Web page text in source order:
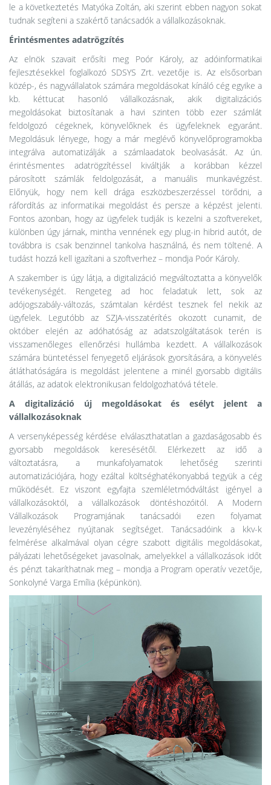
le a következtetés Matyóka Zoltán, aki szerint ebben nagyon sokat
tudnak segíteni a szakértő tanácsadók a vállalkozásoknak.
Érintésmentes adatrögzítés
Az elnök szavait erősíti meg Poór Károly, az adóinformatikai
fejlesztésekkel foglalkozó SDSYS Zrt. vezetője is. Az elsősorban
közép-, és nagyvállalatok számára megoldásokat kínáló cég egyike a
kb. kéttucat hasonló vállalkozásnak, akik digitalizációs
megoldásokat biztosítanak a havi szinten több ezer számlát
feldolgozó cégeknek, könyvelőknek és ügyfeleknek egyaránt.
Megoldásuk lényege, hogy a már meglévő könyvelőprogramokba
integrálva automatizálják a számlaadatok beolvasását. Az ún.
érintésmentes adatrögzítéssel kiváltják a korábban kézzel
párosított számlák feldolgozását, a manuális munkavégzést.
Előnyük, hogy nem kell drága eszközbeszerzéssel törődni, a
ráfordítás az informatikai megoldást és persze a képzést jelenti.
Fontos azonban, hogy az ügyfelek tudják is kezelni a szoftvereket,
különben úgy járnak, mintha vennének egy plug-in hibrid autót, de
továbbra is csak benzinnel tankolva használná, és nem töltené. A
tudást hozzá kell igazítani a szoftverhez – mondja Poór Károly.
A szakember is úgy látja, a digitalizáció megváltoztatta a könyvelők
tevékenységét. Rengeteg ad hoc feladatuk lett, sok az
adójogszabály-változás, számtalan kérdést tesznek fel nekik az
ügyfelek. Legutóbb az SZJA-visszatérítés okozott cunamit, de
október elején az adóhatóság az adatszolgáltatások terén is
visszamenőleges ellenőrzési hullámba kezdett. A vállalkozások
számára büntetéssel fenyegető eljárások gyorsítására, a könyvelés
átláthatóságára is megoldást jelentene a minél gyorsabb digitális
átállás, az adatok elektronikusan feldolgozhatóvá tétele.
A digitalizáció új megoldásokat és esélyt jelent a
vállalkozásoknak
A versenyképesség kérdése elválaszthatatlan a gazdaságosabb és
gyorsabb megoldások keresésétől. Elérkezett az idő a
változtatásra, a munkafolyamatok lehetőség szerinti
automatizációjára, hogy ezáltal költséghatékonyabbá tegyük a cég
működését. Ez viszont egyfajta szemléletmódváltást igényel a
vállalkozásoktól, a vállalkozások döntéshozóitól. A Modern
Vállalkozások Programjának tanácsadói ezen folyamat
levezényléséhez nyújtanak segítséget. Tanácsadóink a kkv-k
felmérése alkalmával olyan cégre szabott digitális megoldásokat,
pályázati lehetőségeket javasolnak, amelyekkel a vállalkozások időt
és pénzt takaríthatnak meg – mondja a Program operatív vezetője,
Sonkolyné Varga Emília (képünkön).